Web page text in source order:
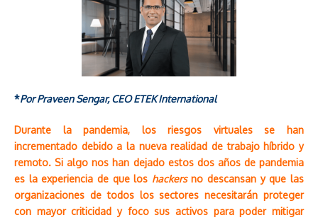
*Por Praveen Sengar, CEO ETEK International
Durante la pandemia, los riesgos virtuales se han
incrementado debido a la nueva realidad de trabajo híbrido y
remoto. Si algo nos han dejado estos dos años de pandemia
es la experiencia de que los hackersno descansan y que las
organizaciones de todos los sectores necesitarán proteger
con mayor criticidad y foco sus activos para poder mitigar